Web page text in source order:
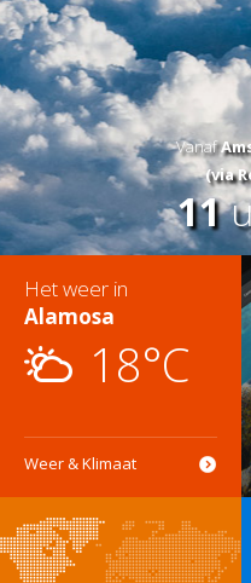
Vanaf
(via
11
Het weer in
Alamosa
18°C
Weer & Klimaat